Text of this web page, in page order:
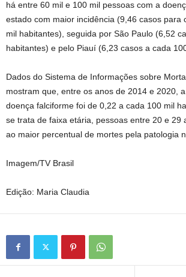
há entre 60 mil e 100 mil pessoas com a
estado com maior incidência (9,46 casos para
mil habitantes), seguida por São Paulo (6,52
habitantes) e pelo Piauí (6,23 casos a cada
Dados do Sistema de Informações sobre
mostram que, entre os anos de 2014 e 2020,
doença falciforme foi de 0,22 a cada 100 mil
se trata de faixa etária, pessoas entre 20 e 29
ao maior percentual de mortes pela patologia
Imagem/TV Brasil
Edição: Maria Claudia